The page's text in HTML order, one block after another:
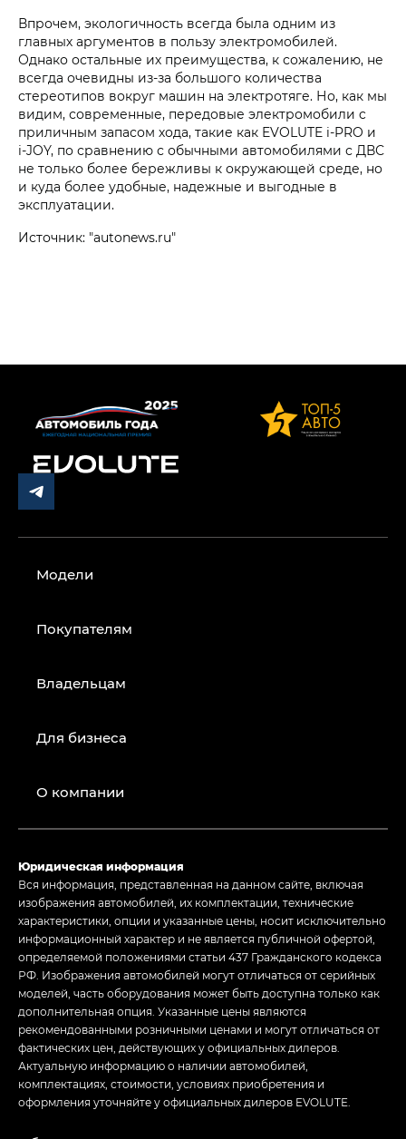
Впрочем, экологичность всегда была одним из
главных аргументов в пользу электромобилей.
Однако остальные их преимущества, к сожалению, не
всегда очевидны из-за большого количества
стереотипов вокруг машин на электротяге. Но, как мы
видим, современные, передовые электромобили c
приличным запасом хода, такие как EVOLUTE i‑PRO и
i‑JOY, по сравнению с обычными автомобилями с ДВС
не только более бережливы к окружающей среде, но
и куда более удобные, надежные и выгодные в
эксплуатации.
Источник: "autonews.ru"
Модели
Покупателям
Владельцам
Для бизнеса
О компании
Юридическая информация
Вся информация, представленная на данном сайте, включая
изображения автомобилей, их комплектации, технические
характеристики, опции и указанные цены, носит исключительно
информационный характер и не является публичной офертой,
определяемой положениями статьи 437 Гражданского кодекса
РФ. Изображения автомобилей могут отличаться от серийных
моделей, часть оборудования может быть доступна только как
дополнительная опция. Указанные цены являются
рекомендованными розничными ценами и могут отличаться от
фактических цен, действующих у официальных дилеров.
Актуальную информацию о наличии автомобилей,
комплектациях, стоимости, условиях приобретения и
оформления уточняйте у официальных дилеров EVOLUTE.